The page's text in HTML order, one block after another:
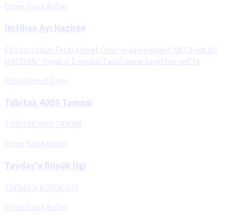
Ömer Faruk Kotay
İmtihan Ayı Haziran
Eğitimci Yazar Fethi Ahmet Öner’in kaleminden "İMTİHAN AYI
HAZİRAN" Hayatın Engelsiz Tarafı www.hayattan.net’te
Fethi Ahmet Öner
Tübitak 4005 Tamam
TÜBİTAK 4005 TAMAM
Ömer Faruk Kotay
Taydaş'a Büyük İlgi
TAYDAŞ'A BÜYÜK İLGİ
Ömer Faruk Kotay